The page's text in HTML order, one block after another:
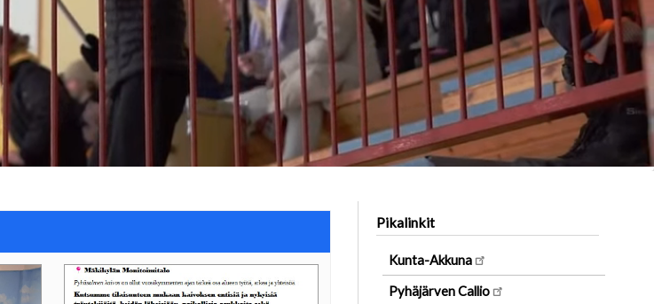
Pikalinkit
Kunta-Akkuna
Pyhäjärven Callio